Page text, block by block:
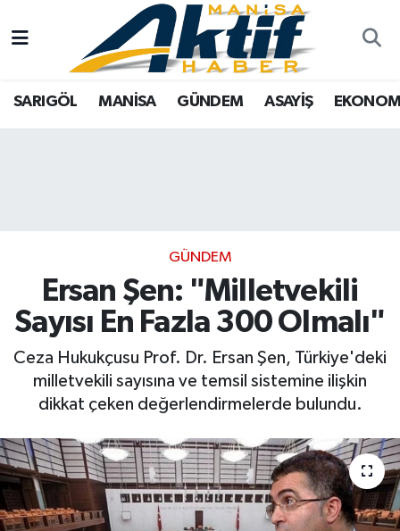
SARIGÖL MANİSA GÜNDEM ASAYİŞ
GÜNDEM
Ersan Şen: "Milletvekili
Sayısı En Fazla 300 Olmalı"
Ceza Hukukçusu Prof. Dr. Ersan Şen, Türkiye'deki
milletvekili sayısına ve temsil sistemine ilişkin
dikkat çeken değerlendirmelerde bulundu.
Yazarlar
SARIGÖL
SPOR
TARIM
SİYASET
BİLİM VE TEKNOLOJİ
Türkiye
Eğitim
Kültür Sanat
Manisa
Yaşam
Tarih
Manisa Nöbetçi Eczaneler
Süper Lig Puan Durumu ve Fikstür
Tüm Manşetler
Son Dakika Haberleri
Haber Arşivi